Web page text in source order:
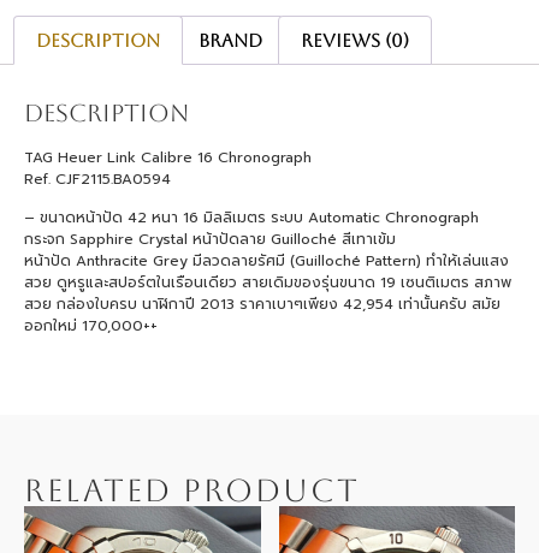
Description Brand Reviews (0)
Description
TAG Heuer Link Calibre 16 Chronograph
Ref. CJF2115.BA0594
– ขนาดหน้าปัด 42 หนา 16 มิลลิเมตร ระบบ Automatic Chronograph
กระจก Sapphire Crystal หน้าปัดลาย Guilloché สีเทาเข้ม
หน้าปัด Anthracite Grey มีลวดลายรัศมี (Guilloché Pattern) ทำให้เล่นแสง
สวย ดูหรูและสปอร์ตในเรือนเดียว สายเดิมของรุ่นขนาด 19 เซนติเมตร สภาพ
สวย กล่องใบครบ นาฬิกาปี 2013 ราคาเบาๆเพียง 42,954 เท่านั้นครับ สมัย
ออกใหม่ 170,000++
RELATED PRODUCT